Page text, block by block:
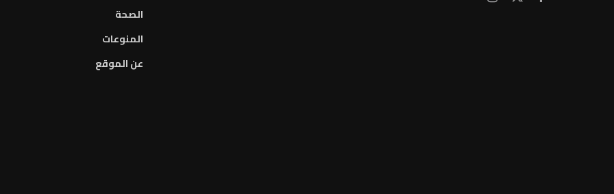
الصحة
المنوعات
عن الموقع